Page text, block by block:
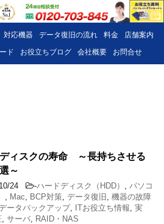
対応機器 データ復旧の流れ 料金
店舗案内
ド お役立ちブログ 会社概要 お問合せ
ィスクの寿命 ～長持ちさせる
～
24 -ハードディスク（HDD）
パソコ
Mac BCP対策 データ復旧 機器の故障
ータバックアップ, ITお役立ち情報 実
サーバ RAID・NAS